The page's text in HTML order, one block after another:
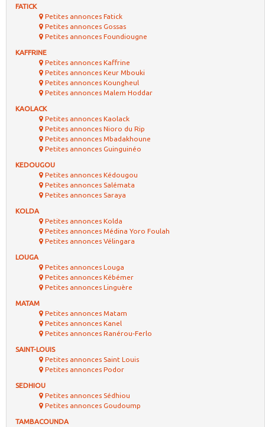
FATICK
Petites annonces Fatick
Petites annonces Gossas
Petites annonces Foundiougne
KAFFRINE
Petites annonces Kaffrine
Petites annonces Keur Mbouki
Petites annonces Koungheul
Petites annonces Malem Hoddar
KAOLACK
Petites annonces Kaolack
Petites annonces Nioro du Rip
Petites annonces Mbadakhoune
Petites annonces Guinguinéo
KEDOUGOU
Petites annonces Kédougou
Petites annonces Salémata
Petites annonces Saraya
KOLDA
Petites annonces Kolda
Petites annonces Médina Yoro Foulah
Petites annonces Vélingara
LOUGA
Petites annonces Louga
Petites annonces Kébémer
Petites annonces Linguère
MATAM
Petites annonces Matam
Petites annonces Kanel
Petites annonces Ranérou-Ferlo
SAINT-LOUIS
Petites annonces Saint Louis
Petites annonces Podor
SEDHIOU
Petites annonces Sédhiou
Petites annonces Goudoump
TAMBACOUNDA